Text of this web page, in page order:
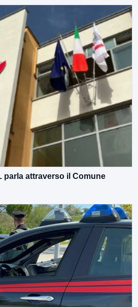
parla attraverso il Comune